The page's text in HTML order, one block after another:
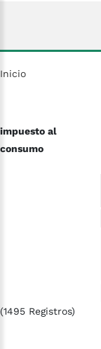
Inicio
impuesto al
consumo
(1495 Registros)